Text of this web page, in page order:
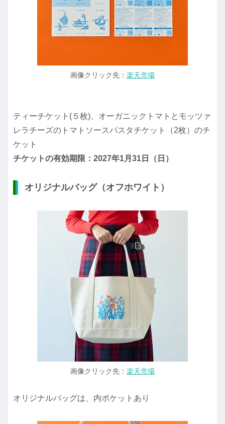
画像クリック先： 楽天市場
ティーチケット(５枚)、オーガニックトマトとモッツァ
レラチーズのトマトソースパスタチケット（2枚）のチ
ケット
チケットの有効期限：2027年1月31日（日）
オリジナルバッグ（オフホワイト）
画像クリック先： 楽天市場
オリジナルバッグは、内ポケットあり